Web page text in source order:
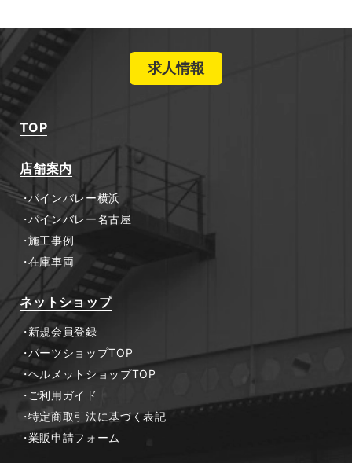
求人情報
TOP
店舗案内
パインバレー横浜
パインバレー名古屋
施工事例
在庫車両
ネットショップ
新規会員登録
パーツショップTOP
ヘルメットショップTOP
ご利用ガイド
特定商取引法に基づく表記
業販申請フォーム